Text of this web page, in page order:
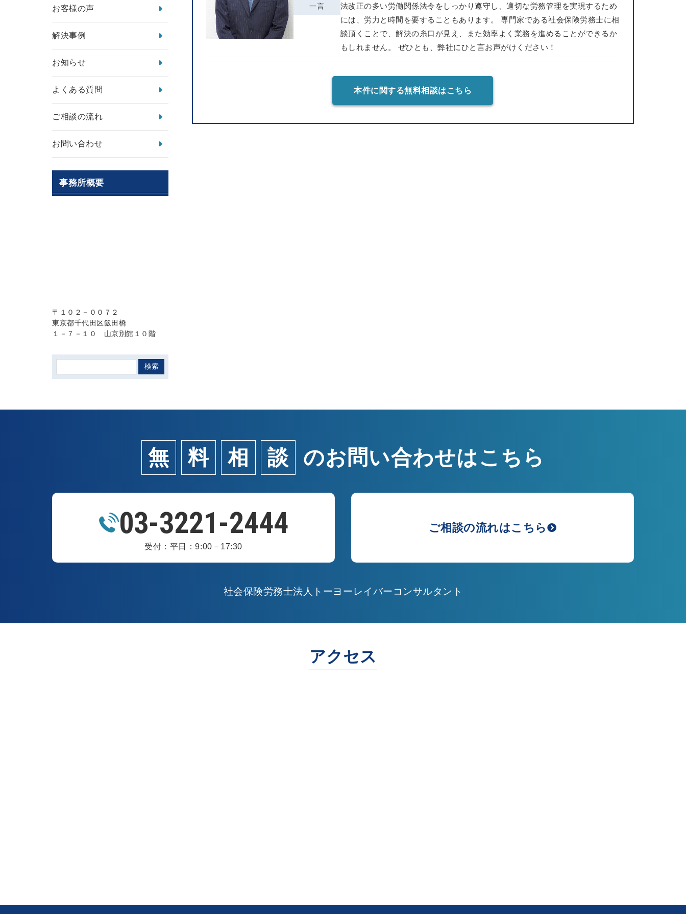
お客様の声
解決事例
お知らせ
よくある質問
ご相談の流れ
お問い合わせ
事務所概要
〒１０２－００７２
東京都千代田区飯田橋
１－７－１０ 山京別館１０階
一言
法改正の多い労働関係法令をしっかり遵守し、適切な労務管理を実現するため
には、労力と時間を要することもあります。 専門家である社会保険労務士に相
談頂くことで、解決の糸口が見え、また効率よく業務を進めることができるか
もしれません。 ぜひとも、弊社にひと言お声がけください！
本件に関する無料相談はこちら
無 料 相 談 のお問い合わせはこちら
03-3221-2444
受付：平日：9:00－17:30
ご相談の流れはこちら
社会保険労務士法人トーヨーレイバーコンサルタント
アクセス